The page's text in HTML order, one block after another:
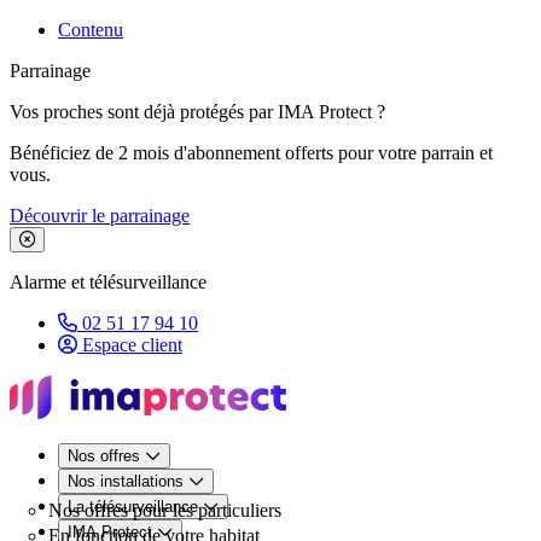
Contenu
Parrainage
Vos proches sont déjà protégés par IMA Protect ?
Bénéficiez de 2 mois d'abonnement offerts pour votre parrain et
vous.
Découvrir le parrainage
Fermer le bandeau de promotion
Alarme et télésurveillance
02 51 17 94 10
Espace client
Nos offres
Nos offres pour les particuliers
Nos installations
En fonction de votre habitat
La télésurveillance
IMA Protect